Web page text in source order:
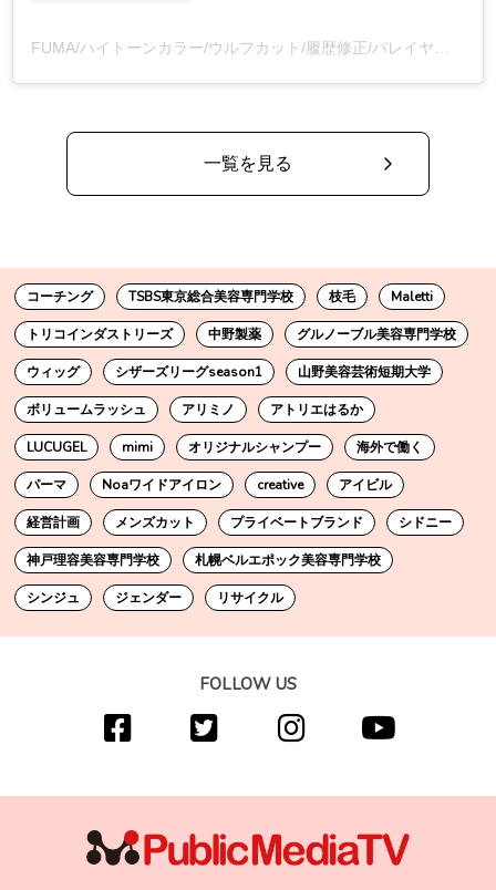
一覧を見る
コーチング TSBS東京総合美容専門学校 枝毛 Maletti
トリコインダストリーズ 中野製薬 グルノーブル美容専門学校
ウィッグ シザーズリーグseason1 山野美容芸術短期大学
ボリュームラッシュ アリミノ アトリエはるか
LUCUGEL mimi オリジナルシャンプー 海外で働く
パーマ Noaワイドアイロン creative アイビル
経営計画 メンズカット プライベートブランド シドニー
神戸理容美容専門学校 札幌ベルエポック美容専門学校
シンジュ ジェンダー リサイクル
FOLLOW US